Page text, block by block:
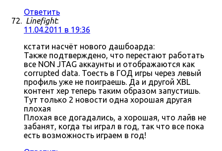
Ответить
Linefight:
11.04.2011 в 19:36
кстати насчёт нового дашбоарда:
Также подтверждено, что перестают работать
все NON JTAG аккаунты и отображаются как
corrupted data. Тоесть в ГОД игры через левый
профиль уже не поиграешь. Да и другой XBL
контент хер теперь таким образом запустишь.
Тут только 2 новости одна хорошая другая
плохая
Плохая все догадались, а хорошая, что лайв не
забанят, когда ты играл в год, так что все пока
есть возможность играем в год!